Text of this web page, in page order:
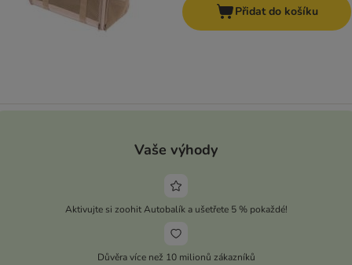
Přidat do košíku
Vaše výhody
Aktivujte si zoohit Autobalík a ušetřete 5 % pokaždé!
Důvěra více než 10 milionů zákazníků